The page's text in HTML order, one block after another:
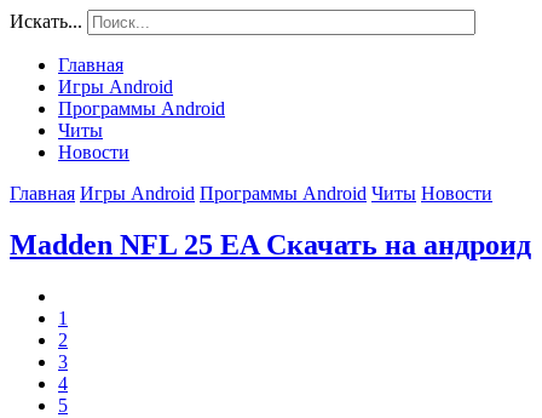
Искать...
Главная
Игры Android
Программы Android
Читы
Новости
Главная Игры Android Программы Android Читы Новости
Madden NFL 25 EA Скачать на андроид
1
2
3
4
5